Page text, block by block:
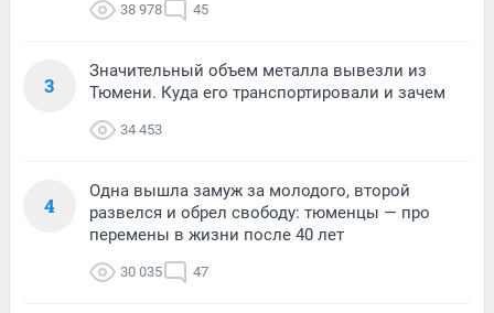
38 978 45
3
Значительный объем металла вывезли из
Тюмени. Куда его транспортировали и зачем
34 453
4
Одна вышла замуж за молодого, второй
развелся и обрел свободу: тюменцы — про
перемены в жизни после 40 лет
30 035 47